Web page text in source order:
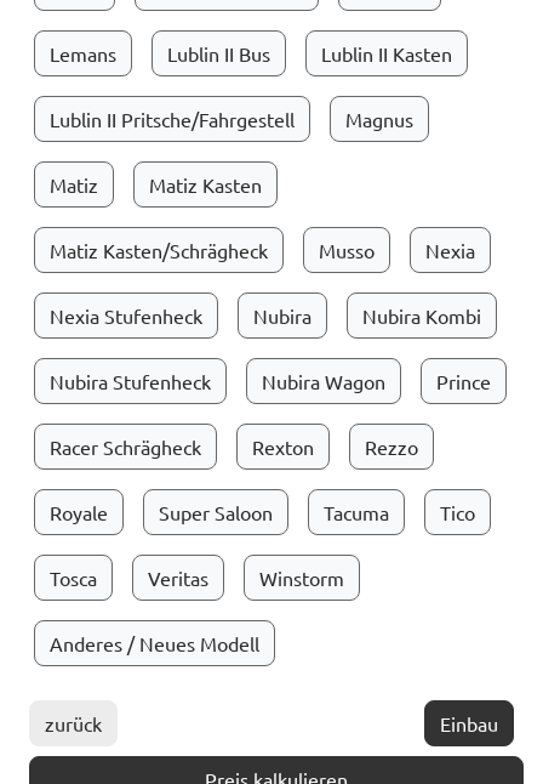
Lemans Lublin II Bus Lublin II Kasten
Lublin II Pritsche/Fahrgestell Magnus
Matiz Matiz Kasten
Matiz Kasten/Schrägheck Musso Nexia
Nexia Stufenheck Nubira Nubira Kombi
Nubira Stufenheck Nubira Wagon Prince
Racer Schrägheck Rexton Rezzo
Royale Super Saloon Tacuma Tico
Tosca Veritas Winstorm
Anderes / Neues Modell
zurück Einbau
Preis kalkulieren